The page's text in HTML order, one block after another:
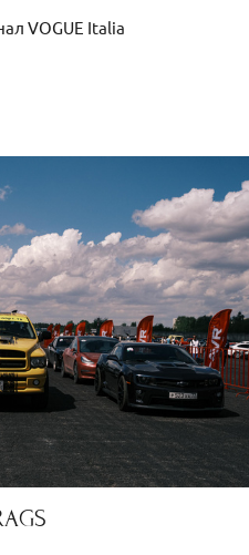
VOGUE Italia